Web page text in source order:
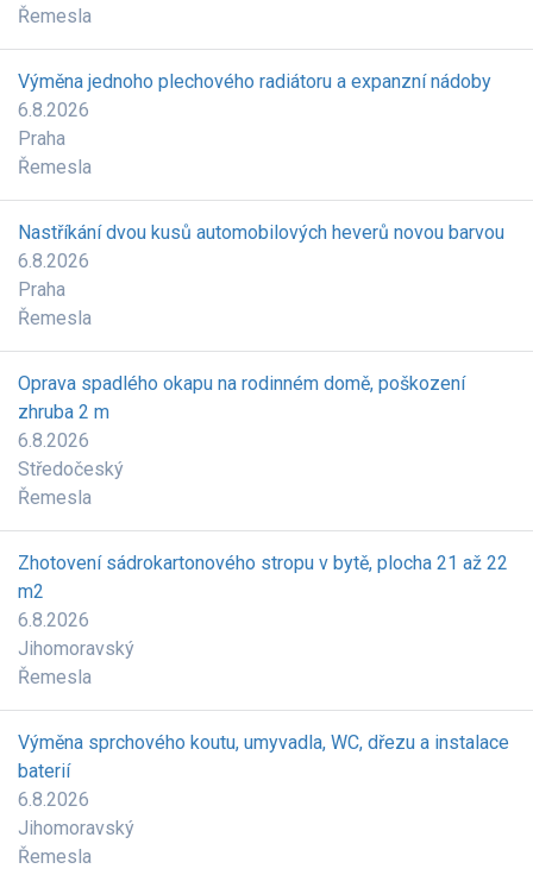
Řemesla
Výměna jednoho plechového radiátoru a expanzní nádoby
6.8.2026
Praha
Řemesla
Nastříkání dvou kusů automobilových heverů novou barvou
6.8.2026
Praha
Řemesla
Oprava spadlého okapu na rodinném domě, poškození
zhruba 2 m
6.8.2026
Středočeský
Řemesla
Zhotovení sádrokartonového stropu v bytě, plocha 21 až 22
m2
6.8.2026
Jihomoravský
Řemesla
Výměna sprchového koutu, umyvadla, WC, dřezu a instalace
baterií
6.8.2026
Jihomoravský
Řemesla